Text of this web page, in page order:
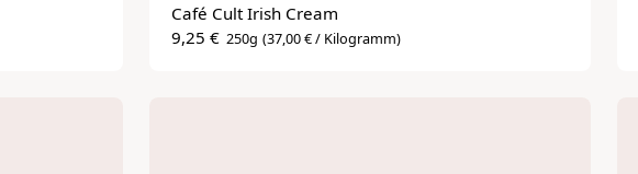
Café Cult Irish Cream
9,25 € 250g (37,00 € / Kilogramm)